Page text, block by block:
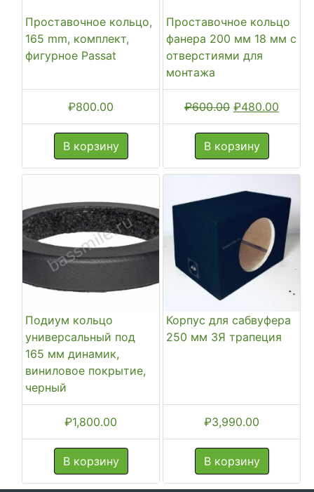
Проставочное кольцо,
165 mm, комплект,
фигурное Passat
₽800.00
В корзину
Проставочное кольцо
фанера 200 мм 18 мм с
отверстиями для
монтажа
₽600.00
цена
составляла
₽600.00.
₽480.00
цена:
В корзину
Подиум кольцо
универсальный под
165 мм динамик,
виниловое покрытие,
черный
₽1,800.00
В корзину
Корпус для сабвуфера
250 мм ЗЯ трапеция
₽3,990.00
В корзину